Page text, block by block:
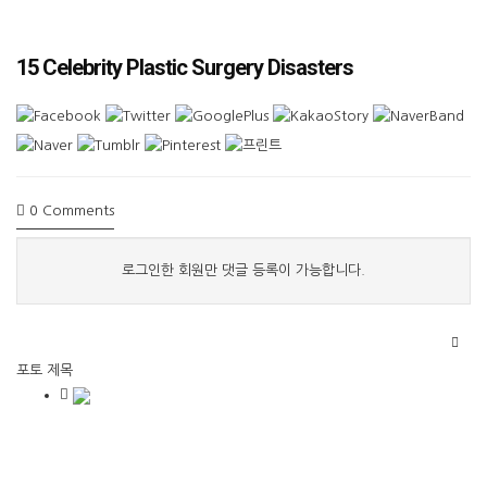
15 Celebrity Plastic Surgery Disasters
0 Comments
로그인한 회원만 댓글 등록이 가능합니다.
포토 제목